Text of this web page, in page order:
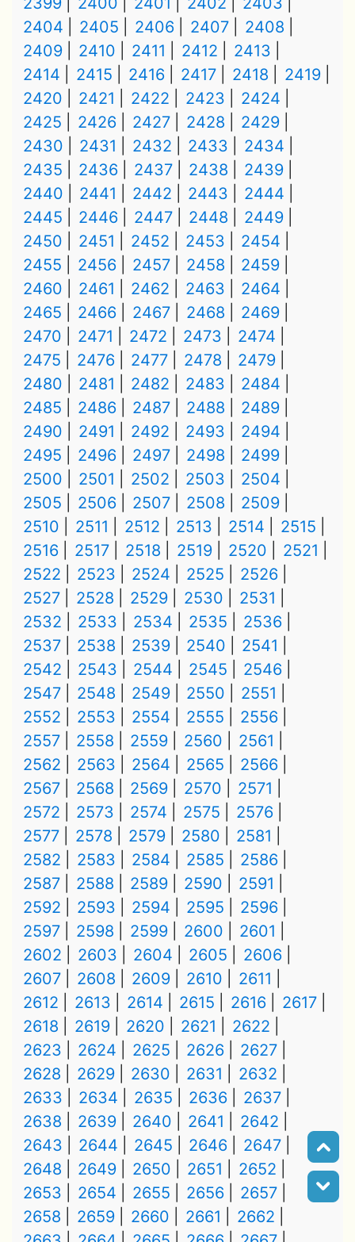
2404
2405 2406 2407
2408
2409
2410 2411 2412
2413
2414
2415 2416 2417 2418
2419
2420
2421 2422 2423
2424
2425
2426 2427 2428
2429
2430
2431 2432 2433
2434
2435
2436 2437 2438
2439
2440
2441 2442 2443
2444
2445
2446 2447 2448
2449
2450
2451 2452 2453
2454
2455
2456 2457 2458
2459
2460
2461 2462 2463
2464
2465
2466 2467 2468
2469
2470
2471 2472 2473
2474
2475
2476 2477 2478
2479
2480
2481 2482 2483
2484
2485
2486 2487 2488
2489
2490
2491 2492 2493
2494
2495
2496 2497 2498
2499
2500
2501 2502 2503
2504
2505
2506 2507 2508
2509
2510
2511 2512 2513 2514
2515
2516
2517 2518 2519 2520
2521
2522
2523 2524 2525
2526
2527
2528 2529 2530
2531
2532
2533 2534 2535
2536
2537
2538 2539 2540
2541
2542
2543 2544 2545
2546
2547
2548 2549 2550
2551
2552
2553 2554 2555
2556
2557
2558 2559 2560
2561
2562
2563 2564 2565
2566
2567
2568 2569 2570
2571
2572
2573 2574 2575
2576
2577
2578 2579 2580
2581
2582
2583 2584 2585
2586
2587
2588 2589 2590
2591
2592
2593 2594 2595
2596
2597
2598 2599 2600
2601
2602
2603 2604 2605
2606
2607
2608 2609 2610
2611
2612
2613 2614 2615 2616
2617
2618
2619 2620 2621
2622
2623
2624 2625 2626
2627
2628
2629 2630 2631
2632
2633
2634 2635 2636
2637
2638
2639 2640 2641
2642
2643
2644 2645 2646
2647
2648
2649 2650 2651
2652
2653
2654 2655 2656
2657
2658
2659 2660 2661
2662